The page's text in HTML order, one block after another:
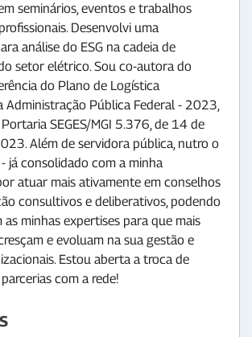
seminários, eventos e trabalhos
Desenvolvi uma
análise do ESG na cadeia de
setor elétrico. Sou co-autora do
do Plano de Logística
Administração Pública Federal - 2023,
SEGES/MGI 5.376, de 14 de
Além de servidora pública, nutro o
já consolidado com a minha
atuar mais ativamente em conselhos
consultivos e deliberativos, podendo
minhas expertises para que mais
e evoluam na sua gestão e
Estou aberta a troca de
com a rede!